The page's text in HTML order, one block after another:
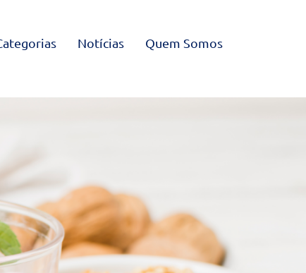
Notícias Quem Somos